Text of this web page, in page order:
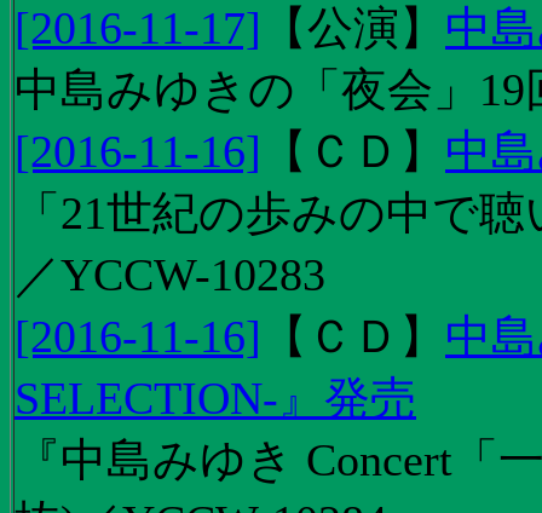
[2016-11-17] 【公演 】 中
中島みゆきの「夜会」
[2016-11-16] 【 ＣＤ 】 中
「21世紀の歩みの中で
／YCCW-10283
[2016-11-16] 【 ＣＤ 】 中
SELECTION-』発売
『中島みゆき Concert